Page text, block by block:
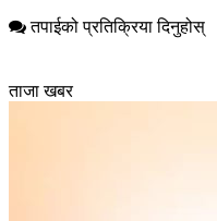
तपाईको प्रतिक्रिया दिनुहोस्
ताजा खबर